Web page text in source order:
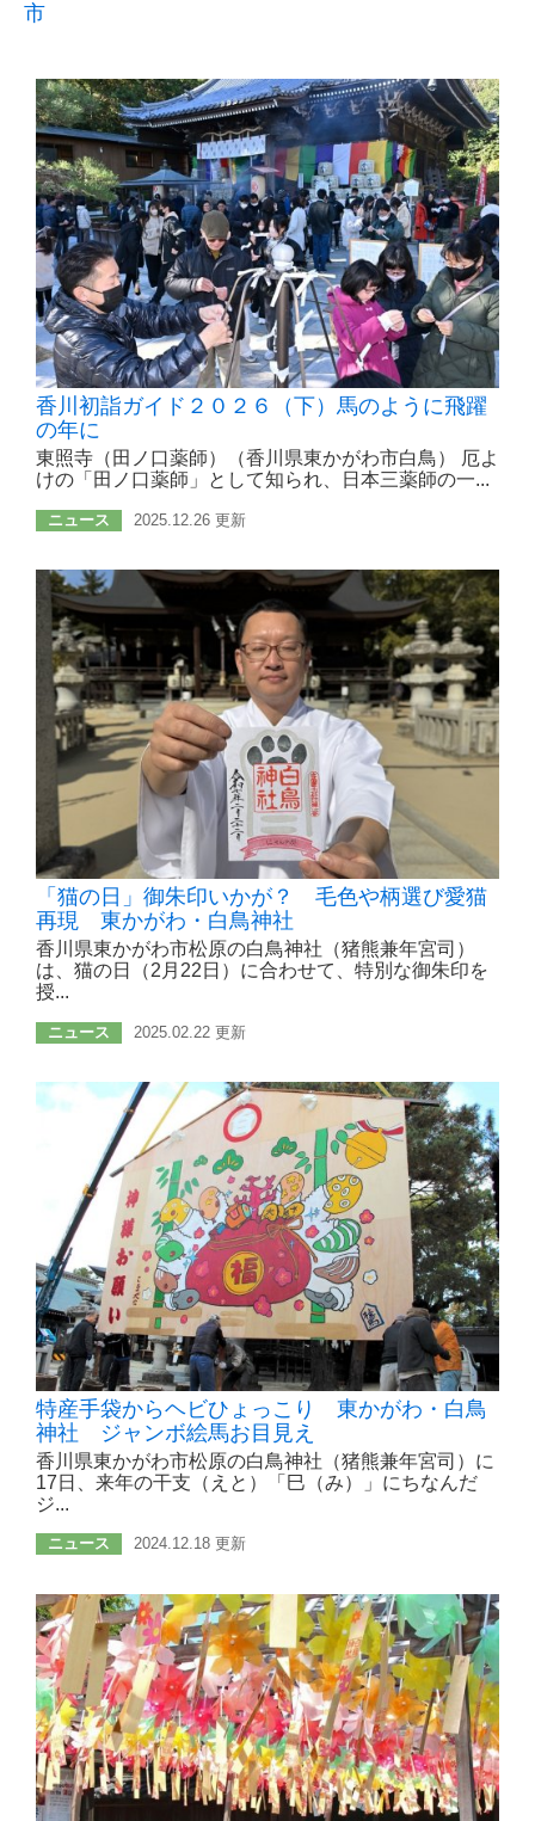
市
香川初詣ガイド２０２６（下）馬のように飛躍
の年に
東照寺（田ノ口薬師）（香川県東かがわ市白鳥） 厄よ
けの「田ノ口薬師」として知られ、日本三薬師の一...
ニュース 2025.12.26 更新
「猫の日」御朱印いかが？ 毛色や柄選び愛猫
再現 東かがわ・白鳥神社
香川県東かがわ市松原の白鳥神社（猪熊兼年宮司）
は、猫の日（2月22日）に合わせて、特別な御朱印を
授...
ニュース 2025.02.22 更新
特産手袋からヘビひょっこり 東かがわ・白鳥
神社 ジャンボ絵馬お目見え
香川県東かがわ市松原の白鳥神社（猪熊兼年宮司）に
17日、来年の干支（えと）「巳（み）」にちなんだ
ジ...
ニュース 2024.12.18 更新